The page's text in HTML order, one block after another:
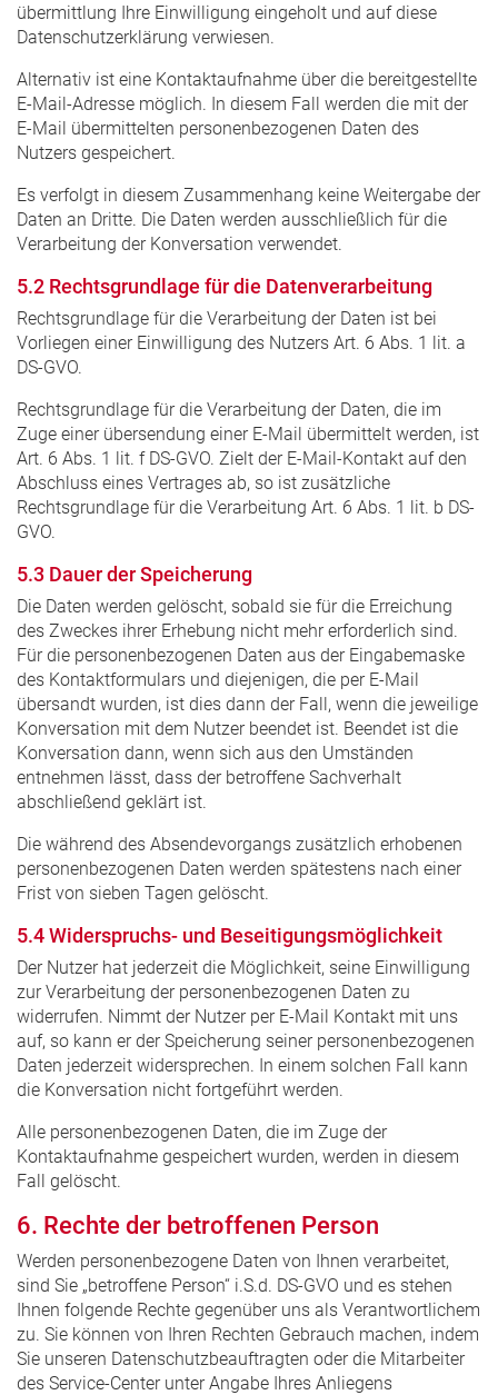
übermittlung Ihre Einwilligung eingeholt und auf diese
Datenschutzerklärung verwiesen.
Alternativ ist eine Kontaktaufnahme über die bereitgestellte
E-Mail-Adresse möglich. In diesem Fall werden die mit der
E-Mail übermittelten personenbezogenen Daten des
Nutzers gespeichert.
Es verfolgt in diesem Zusammenhang keine Weitergabe der
Daten an Dritte. Die Daten werden ausschließlich für die
Verarbeitung der Konversation verwendet.
5.2 Rechtsgrundlage für die Datenverarbeitung
Rechtsgrundlage für die Verarbeitung der Daten ist bei
Vorliegen einer Einwilligung des Nutzers Art. 6 Abs. 1 lit. a
DS-GVO.
Rechtsgrundlage für die Verarbeitung der Daten, die im
Zuge einer übersendung einer E-Mail übermittelt werden, ist
Art. 6 Abs. 1 lit. f DS-GVO. Zielt der E-Mail-Kontakt auf den
Abschluss eines Vertrages ab, so ist zusätzliche
Rechtsgrundlage für die Verarbeitung Art. 6 Abs. 1 lit. b DS-
GVO.
5.3 Dauer der Speicherung
Die Daten werden gelöscht, sobald sie für die Erreichung
des Zweckes ihrer Erhebung nicht mehr erforderlich sind.
Für die personenbezogenen Daten aus der Eingabemaske
des Kontaktformulars und diejenigen, die per E-Mail
übersandt wurden, ist dies dann der Fall, wenn die jeweilige
Konversation mit dem Nutzer beendet ist. Beendet ist die
Konversation dann, wenn sich aus den Umständen
entnehmen lässt, dass der betroffene Sachverhalt
abschließend geklärt ist.
Die während des Absendevorgangs zusätzlich erhobenen
personenbezogenen Daten werden spätestens nach einer
Frist von sieben Tagen gelöscht.
5.4 Widerspruchs- und Beseitigungsmöglichkeit
Der Nutzer hat jederzeit die Möglichkeit, seine Einwilligung
zur Verarbeitung der personenbezogenen Daten zu
widerrufen. Nimmt der Nutzer per E-Mail Kontakt mit uns
auf, so kann er der Speicherung seiner personenbezogenen
Daten jederzeit widersprechen. In einem solchen Fall kann
die Konversation nicht fortgeführt werden.
Alle personenbezogenen Daten, die im Zuge der
Kontaktaufnahme gespeichert wurden, werden in diesem
Fall gelöscht.
6. Rechte der betroffenen Person
Werden personenbezogene Daten von Ihnen verarbeitet,
sind Sie „betroffene Person“ i.S.d. DS-GVO und es stehen
Ihnen folgende Rechte gegenüber uns als Verantwortlichem
zu. Sie können von Ihren Rechten Gebrauch machen, indem
Sie unseren Datenschutzbeauftragten oder die Mitarbeiter
des Service-Center unter Angabe Ihres Anliegens